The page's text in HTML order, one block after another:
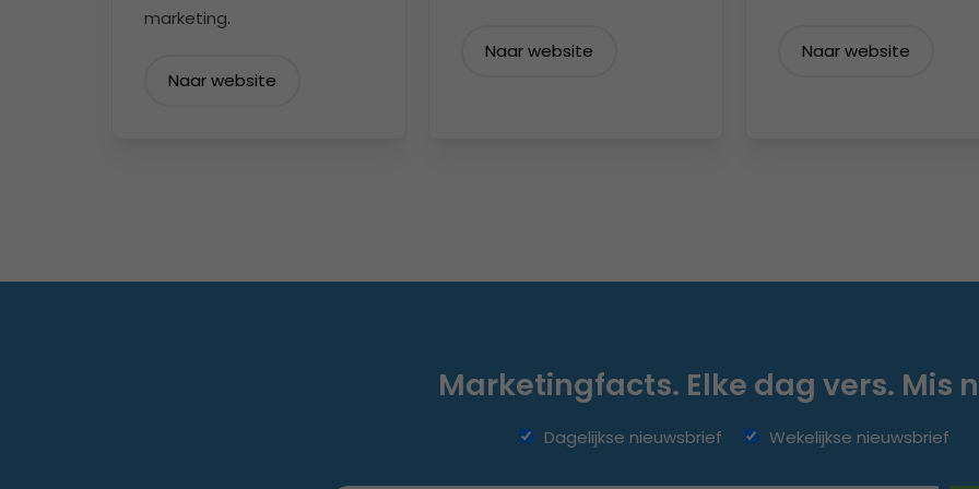
marketing.
Naar website
Naar website Naar website
Marketingfacts. Elke dag vers. Mis
Dagelijkse nieuwsbrief Wekelijkse nieuwsbrief